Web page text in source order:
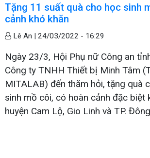
Tặng 11 suất quà cho học sinh
cảnh khó khăn
Lê An | 24/03/2022 - 16:29
Ngày 23/3, Hội Phụ nữ Công an
Công ty TNHH Thiết bị Minh Tâm
MITALAB) đến thăm hỏi, tặng quà
sinh mồ côi, có hoàn cảnh đặc biệt
huyện Cam Lộ, Gio Linh và TP.